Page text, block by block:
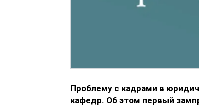
Проблему с кадрами в
кафедр. Об этом первый